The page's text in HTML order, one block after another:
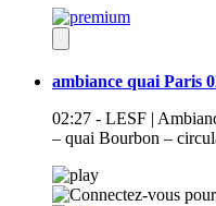
ambiance quai Paris
02:27 - LESF |
– quai Bourbon –